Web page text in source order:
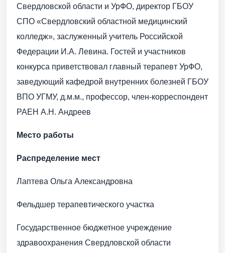
Свердловской области и УрФО, директор ГБОУ
СПО «Свердловский областной медицинский
колледж», заслуженный учитель Российской
Федерации И.А. Левина. Гостей и участников
конкурса приветствовал главный терапевт УрФО,
заведующий кафедрой внутренних болезней ГБОУ
ВПО УГМУ, д.м.м., профессор, член-корреспондент
РАЕН А.Н. Андреев
Место работы
Распределение мест
Лаптева Ольга Александровна
Фельдшер терапевтического участка
Государственное бюджетное учреждение
здравоохранения Свердловской области